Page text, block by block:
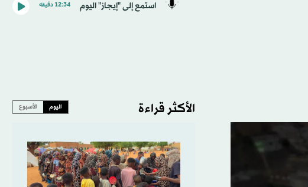
استمع إلى "إيجاز" اليوم 12:34 دقيقه
الأكثر قراءة اليوم الأسبوع